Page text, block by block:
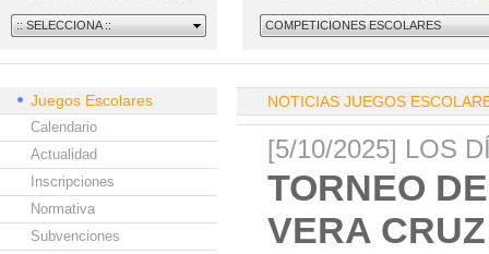
:: SELECCIONA :: COMPETICIONES ESCOLARES
Juegos Escolares
Calendario
Actualidad
Inscripciones
Normativa
Subvenciones
NOTICIAS JUEGOS
[5/10/2025] LOS
TORNEO
VERA CRUZ